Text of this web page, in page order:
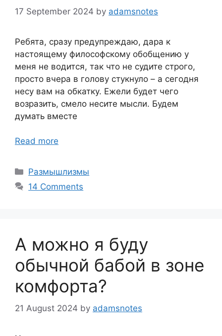
17 September 2024 by adamsnotes
Ребята, сразу предупреждаю, дара к
настоящему философскому обобщению у
меня не водится, так что не судите строго,
просто вчера в голову стукнуло – а сегодня
несу вам на обкатку. Ежели будет чего
возразить, смело несите мысли. Будем
думать вместе
Read more
Categories
Размышлизмы
14 Comments
А можно я буду
обычной бабой в зоне
комфорта?
21 August 2024 by adamsnotes